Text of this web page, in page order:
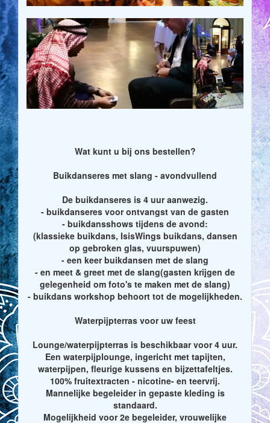
Wat kunt u bij ons bestellen?
Buikdanseres met slang - avondvullend
De buikdanseres is 4 uur aanwezig.
- buikdanseres voor ontvangst van de gasten
- buikdansshows tijdens de avond:
(klassieke buikdans, IsisWings buikdans, dansen
op gebroken glas, vuurspuwen)
- een keer buikdansen met de slang
- en meet & greet met de slang(gasten krijgen de
gelegenheid om foto's te maken met de slang)
- buikdans workshop behoort tot de mogelijkheden.
Waterpijpterras voor uw feest
Lounge/waterpijpterras is beschikbaar voor 4 uur.
Een waterpijplounge, ingericht met tapijten,
waterpijpen, fleurige kussens en bijzettafeltjes.
100% fruitextracten - nicotine- en teervrij.
Mannelijke begeleider in gepaste kleding is
standaard.
Mogelijkheid voor 2e begeleider, vrouwelijke